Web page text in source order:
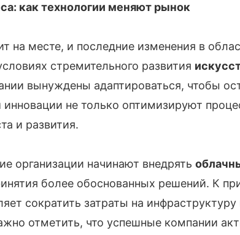
как технологии меняют рынок
на месте, и последние изменения в
стремительного развития
вынуждены адаптироваться, чтобы
не только оптимизируют
и развития.
организации начинают внедрять
более обоснованных решений. К
сократить затраты на
отметить, что успешные компании